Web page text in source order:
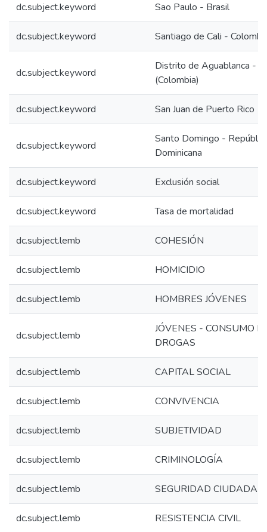
dc.subject.keyword Sao Paulo - Brasil
dc.subject.keyword Santiago de Cali -
dc.subject.keyword
Distrito de Aguablanca -
(Colombia)
dc.subject.keyword San Juan de Puerto Rico
dc.subject.keyword
Santo Domingo -
Dominicana
dc.subject.keyword Exclusión social
dc.subject.keyword Tasa de mortalidad
dc.subject.lemb COHESIÓN
dc.subject.lemb HOMICIDIO
dc.subject.lemb HOMBRES JÓVENES
dc.subject.lemb
JÓVENES - CONSUMO
DROGAS
dc.subject.lemb CAPITAL SOCIAL
dc.subject.lemb CONVIVENCIA
dc.subject.lemb SUBJETIVIDAD
dc.subject.lemb CRIMINOLOGÍA
dc.subject.lemb SEGURIDAD
dc.subject.lemb RESISTENCIA CIVIL